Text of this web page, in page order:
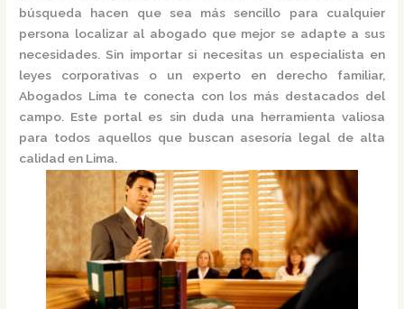
búsqueda hacen que sea más sencillo para cualquier
persona localizar al abogado que mejor se adapte a sus
necesidades. Sin importar si necesitas un especialista en
leyes corporativas o un experto en derecho familiar,
Abogados Lima te conecta con los más destacados del
campo. Este portal es sin duda una herramienta valiosa
para todos aquellos que buscan asesoría legal de alta
calidad en Lima.